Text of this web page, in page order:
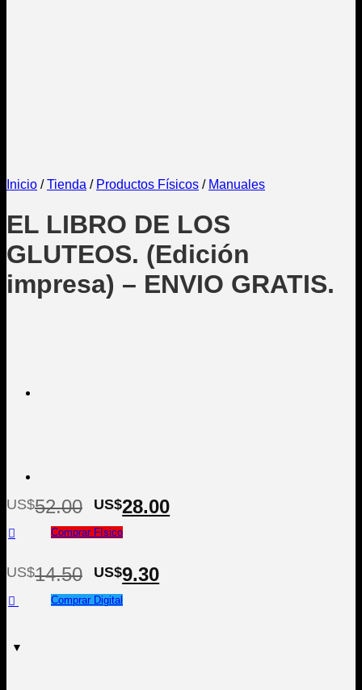
Inicio / Tienda / Productos Físicos / Manuales
EL LIBRO DE LOS
GLUTEOS. (Edición
impresa) – ENVIO GRATIS.
US$52.00 El
precio
original
era:
US$52.00.
US$28.00El
Comprar Físico
US$14.50 US$9.30
Comprar Digital